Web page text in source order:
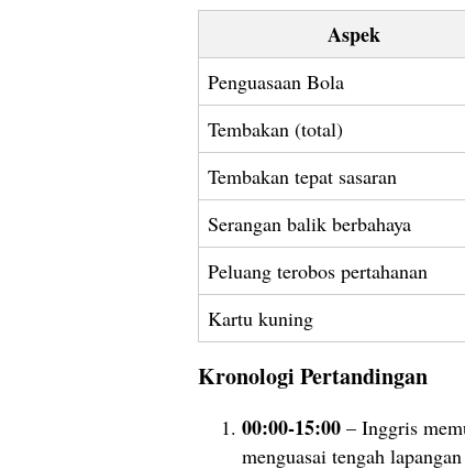
Aspek
Penguasaan Bola
Tembakan (total)
Tembakan tepat sasaran
Serangan balik berbahaya
Peluang terobos pertahanan
Kartu kuning
Kronologi Pertandingan
00:00-15:00 – Inggris
menguasai tengah